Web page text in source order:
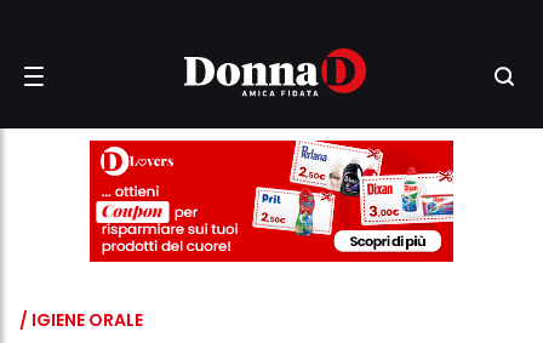
/ IGIENE ORALE